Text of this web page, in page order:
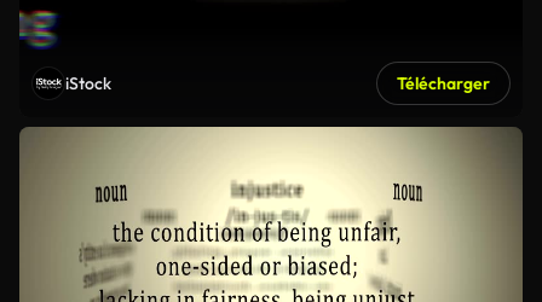
iStock Télécharger